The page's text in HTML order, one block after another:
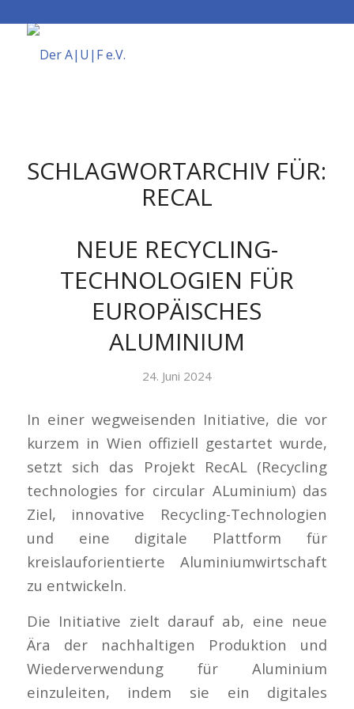
SCHLAGWORTARCHIV FÜR:
RECAL
NEUE RECYCLING-
TECHNOLOGIEN FÜR
EUROPÄISCHES
ALUMINIUM
24. Juni 2024
In einer wegweisenden Initiative, die vor
kurzem in Wien offiziell gestartet wurde,
setzt sich das Projekt RecAL (Recycling
technologies for circular ALuminium) das
Ziel, innovative Recycling-Technologien
und eine digitale Plattform für
kreislauforientierte Aluminiumwirtschaft
zu entwickeln.
Die Initiative zielt darauf ab, eine neue
Ära der nachhaltigen Produktion und
Wiederverwendung für Aluminium
einzuleiten, indem sie ein digitales